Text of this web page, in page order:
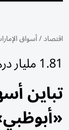
اقتصاد/أسواق
1.81 مليار درهم سيولة السوقين
تباين